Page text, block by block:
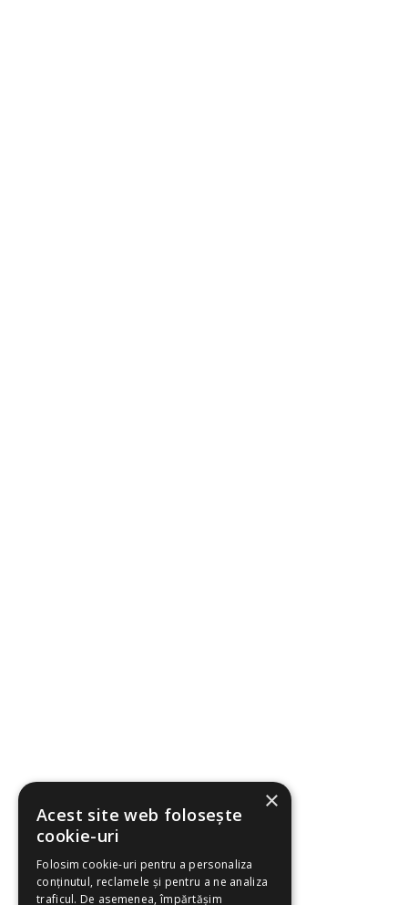
×
Acest site web folosește
cookie-uri
Folosim cookie-uri pentru a personaliza
conținutul, reclamele și pentru a ne analiza
traficul. De asemenea, împărtășim